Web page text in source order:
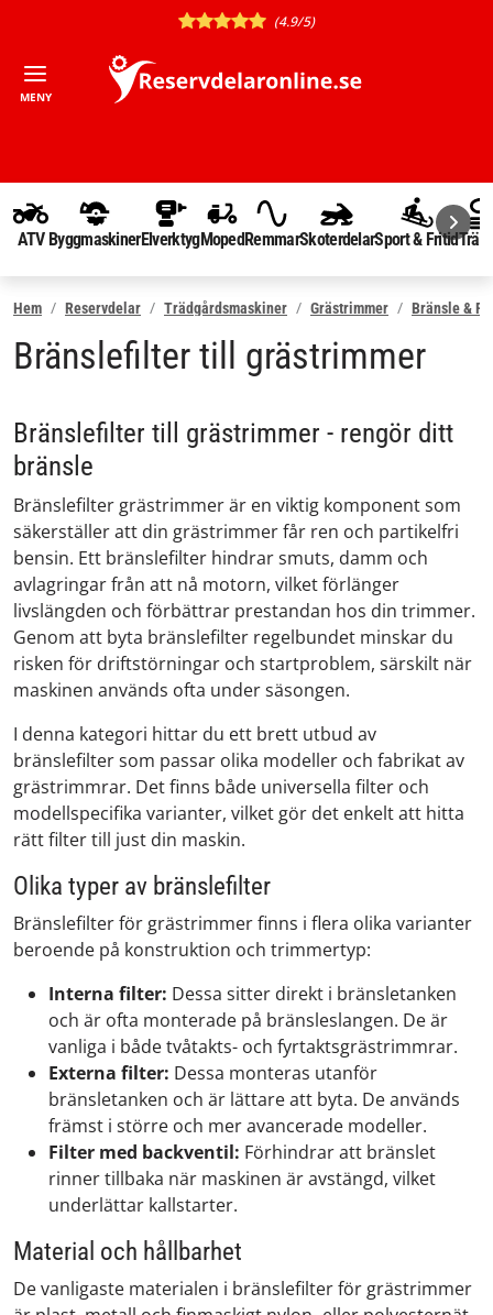
(4.9/5)
MENY
ATV ByggmaskinerElverktygMopedRemmarSkoterdelarSport & Fritid
Hem Reservdelar Trädgårdsmaskiner Grästrimmer Bränsle &
Bränslefilter till grästrimmer
Bränslefilter till grästrimmer - rengör ditt
bränsle
Bränslefilter grästrimmer är en viktig komponent som
säkerställer att din grästrimmer får ren och partikelfri
bensin. Ett bränslefilter hindrar smuts, damm och
avlagringar från att nå motorn, vilket förlänger
livslängden och förbättrar prestandan hos din trimmer.
Genom att byta bränslefilter regelbundet minskar du
risken för driftstörningar och startproblem, särskilt när
maskinen används ofta under säsongen.
I denna kategori hittar du ett brett utbud av
bränslefilter som passar olika modeller och fabrikat av
grästrimmrar. Det finns både universella filter och
modellspecifika varianter, vilket gör det enkelt att hitta
rätt filter till just din maskin.
Olika typer av bränslefilter
Bränslefilter för grästrimmer finns i flera olika varianter
beroende på konstruktion och trimmertyp:
Interna filter: Dessa sitter direkt i bränsletanken
och är ofta monterade på bränsleslangen. De är
vanliga i både tvåtakts- och fyrtaktsgrästrimmrar.
Externa filter: Dessa monteras utanför
bränsletanken och är lättare att byta. De används
främst i större och mer avancerade modeller.
Filter med backventil: Förhindrar att bränslet
rinner tillbaka när maskinen är avstängd, vilket
underlättar kallstarter.
Material och hållbarhet
De vanligaste materialen i bränslefilter för grästrimmer